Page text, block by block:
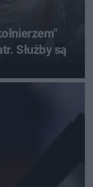
Służby są